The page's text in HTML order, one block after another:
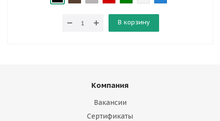
В корзину
Компания
Вакансии
Сертификаты